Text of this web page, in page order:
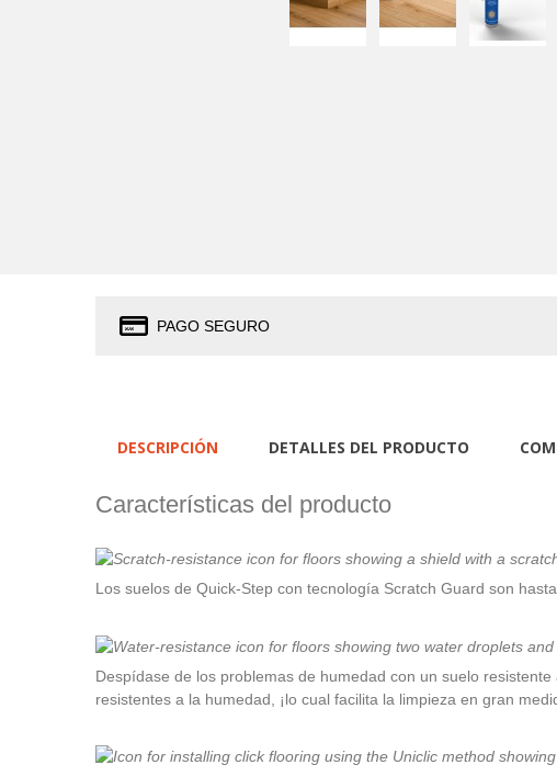
PAGO SEGURO
DESCRIPCIÓN DETALLES DEL PRODUCTO
Características del producto
Los suelos de Quick-Step con tecnología Scratch Guard son
Despídase de los problemas de humedad con un suelo
resistentes a la humedad, ¡lo cual facilita la limpieza en gran